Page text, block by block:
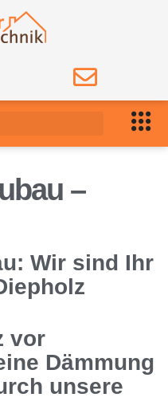
–
Wir sind Ihr
vor
Dämmung
unsere